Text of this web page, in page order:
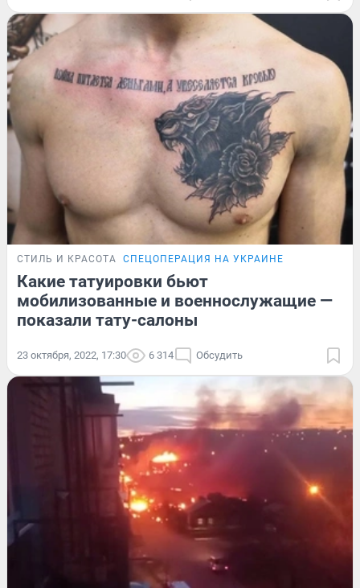
СТИЛЬ И КРАСОТА СПЕЦОПЕРАЦИЯ НА УКРАИНЕ
Какие татуировки бьют
мобилизованные и военнослужащие —
показали тату-салоны
23 октября, 2022, 17:30 6 314 Обсудить